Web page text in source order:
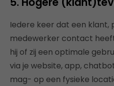
Iedere keer dat een
medewerker contact
hij of zij een optimale
via je website, app,
mag- op een fysieke